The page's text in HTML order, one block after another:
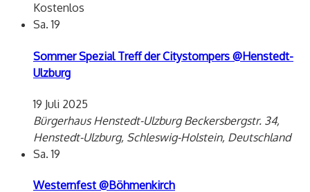
Kostenlos
Sa.19
Sommer Spezial Treff der Citystompers @Henstedt-
Ulzburg
19 Juli 2025
Bürgerhaus Henstedt-UlzburgBeckersbergstr. 34,
Henstedt-Ulzburg, Schleswig-Holstein, Deutschland
Sa.19
Westernfest @Böhmenkirch